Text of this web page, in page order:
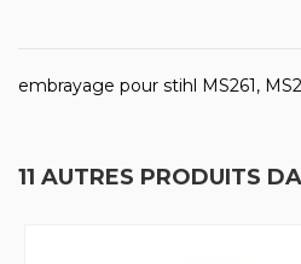
embrayage pour stihl MS261,
11 AUTRES PRODUITS